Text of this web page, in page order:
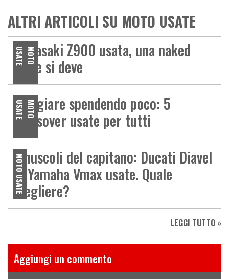
ALTRI ARTICOLI SU MOTO USATE
M
O
T
O
U
S
A
T
E
Kawasaki Z900 usata, una naked
come si deve
M
O
T
O
U
S
A
T
E
Viaggiare spendendo poco: 5
crossover usate per tutti
MOTO USATE
I muscoli del capitano: Ducati Diavel
vs Yamaha Vmax usate. Quale
scegliere?
LEGGI TUTTO »
Aggiungi un commento